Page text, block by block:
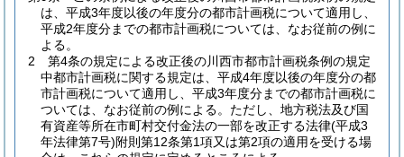
は、平成3年度以後の年度分の都市計画税について適用し、
平成2年度分までの都市計画税については、なお従前の例に
よる。
2
第4条の規定による改正後の川西市都市計画税条例の規定
中都市計画税に関する規定は、平成4年度以後の年度分の都
市計画税について適用し、平成3年度分までの都市計画税に
ついては、なお従前の例による。 ただし、地方税法及び国
有資産等所在市町村交付金法の一部を改正する法律(平成3
年法律第7号)附則第12条第1項又は第2項の適用を受ける場